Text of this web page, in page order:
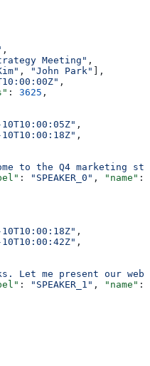
,
Meeting" ,
, "John Park"
],
,
: 3625 ,
,
,
to the Q4 marketing
: "SPEAKER_0" , "name" :
,
,
Let me present our
: "SPEAKER_1" , "name" :